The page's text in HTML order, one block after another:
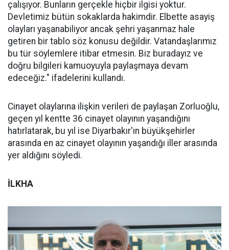
çalışıyor. Bunların gerçekle hiçbir ilgisi yoktur.
Devletimiz bütün sokaklarda hakimdir. Elbette asayiş
olayları yaşanabiliyor ancak şehri yaşanmaz hale
getiren bir tablo söz konusu değildir. Vatandaşlarımız
bu tür söylemlere itibar etmesin. Biz buradayız ve
doğru bilgileri kamuoyuyla paylaşmaya devam
edeceğiz." ifadelerini kullandı.
Cinayet olaylarına ilişkin verileri de paylaşan Zorluoğlu,
geçen yıl kentte 36 cinayet olayının yaşandığını
hatırlatarak, bu yıl ise Diyarbakır'ın büyükşehirler
arasında en az cinayet olayının yaşandığı iller arasında
yer aldığını söyledi.
İLKHA